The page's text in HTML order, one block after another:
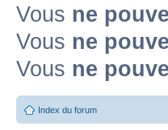
Vous ne
Vous ne
Vous ne
Index du forum